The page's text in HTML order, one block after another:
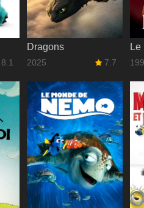
Dragons
2025 7.7